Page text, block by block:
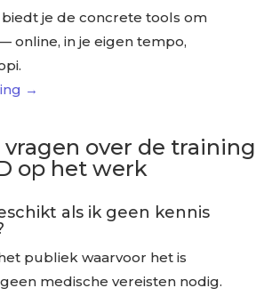
biedt je de concrete tools om
online, in je eigen tempo,
→
over de training
op het werk
als ik geen kennis
publiek waarvoor het is
medische vereisten nodig.